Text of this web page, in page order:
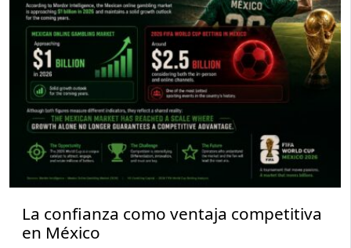
La confianza como ventaja competitiva
en México